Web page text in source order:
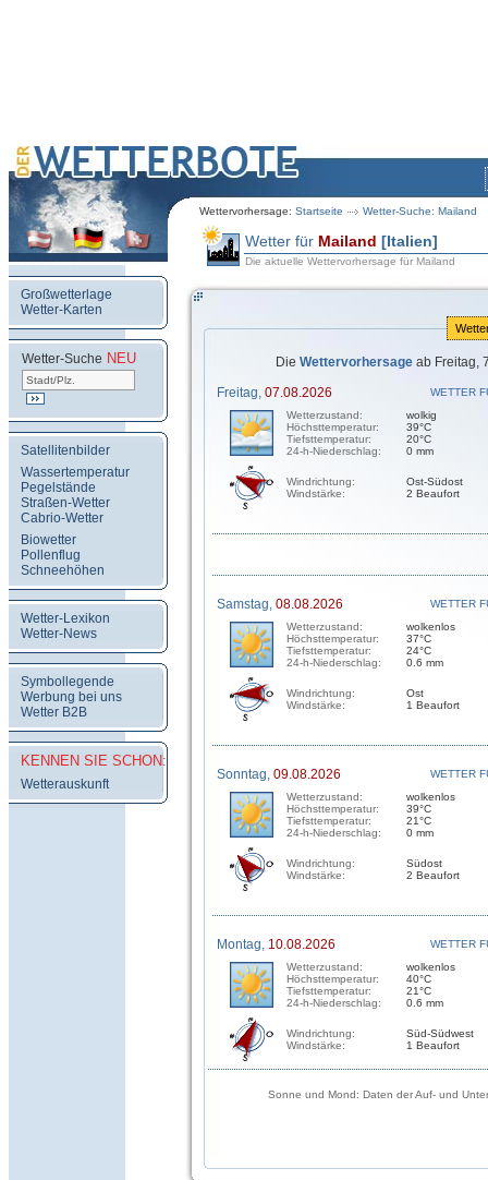
Wettervorhersage: Startseite Wetter-Suche: Mailand
Großwetterlage
Wetter-Karten
Wetter-Suche NEU
Satellitenbilder
Wassertemperatur
Pegelstände
Straßen-Wetter
Cabrio-Wetter
Biowetter
Pollenflug
Schneehöhen
Wetter-Lexikon
Wetter-News
Symbollegende
Werbung bei uns
Wetter B2B
KENNEN SIE SCHON:
Wetterauskunft
Wetter für Mailand [Italien]
Die aktuelle Wettervorhersage für Mailand
Die Wettervorhersage ab Freitag,
Freitag, 07.08.2026
WETTER
Wetterzustand:
Höchsttemperatur:
Tiefsttemperatur:
24-h-Niederschlag:
wolkig
39°C
20°C
0 mm
Windrichtung:
Windstärke:
Ost-Südost
2 Beaufort
Samstag, 08.08.2026
WETTER
Wetterzustand:
Höchsttemperatur:
Tiefsttemperatur:
24-h-Niederschlag:
wolkenlos
37°C
24°C
0.6 mm
Windrichtung:
Windstärke:
Ost
1 Beaufort
Sonntag, 09.08.2026
WETTER
Wetterzustand:
Höchsttemperatur:
Tiefsttemperatur:
24-h-Niederschlag:
wolkenlos
39°C
21°C
0 mm
Windrichtung:
Windstärke:
Südost
2 Beaufort
Montag, 10.08.2026
WETTER
Wetterzustand:
Höchsttemperatur:
Tiefsttemperatur:
24-h-Niederschlag:
wolkenlos
40°C
21°C
0.6 mm
Windrichtung:
Windstärke:
Süd-Südwest
1 Beaufort
Sonne und Mond: Daten der Auf- und